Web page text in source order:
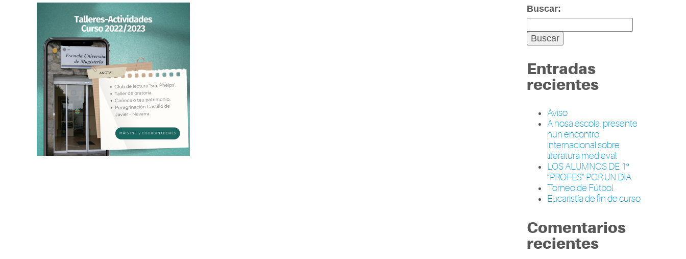
Buscar:
Entradas
recientes
Aviso
A nosa escola, presente
nun encontro
internacional sobre
literatura medieval
LOS ALUMNOS DE 1º
“PROFES” POR UN DIA
Torneo de Fútbol
Eucaristía de fin de curso
Comentarios
recientes